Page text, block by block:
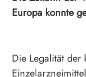
Europa konnte
Die Legalität der